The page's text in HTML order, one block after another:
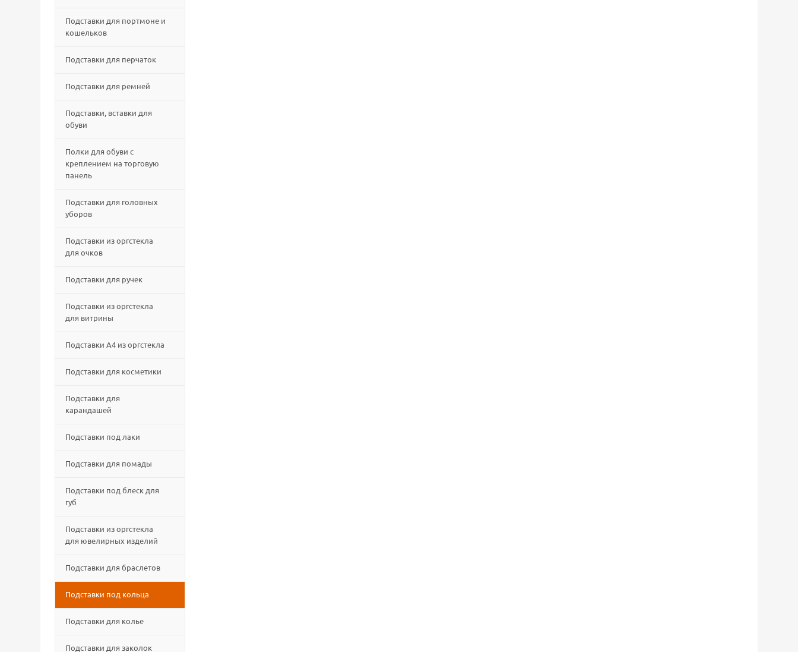
Подставки для портмоне и
кошельков
Подставки для перчаток
Подставки для ремней
Подставки, вставки для
обуви
Полки для обуви с
креплением на торговую
панель
Подставки для головных
уборов
Подставки из оргстекла
для очков
Подставки для ручек
Подставки из оргстекла
для витрины
Подставки А4 из оргстекла
Подставки для косметики
Подставки для
карандашей
Подставки под лаки
Подставки для помады
Подставки под блеск для
губ
Подставки из оргстекла
для ювелирных изделий
Подставки для браслетов
Подставки под кольца
Подставки для колье
Подставки для заколок